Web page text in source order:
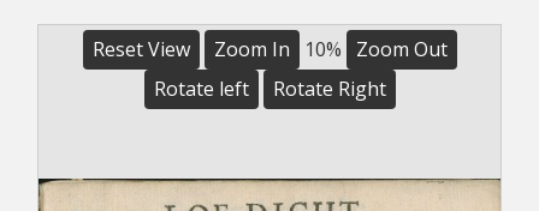
Reset View Zoom In 10%
Zoom Out
Rotate left
Rotate Right